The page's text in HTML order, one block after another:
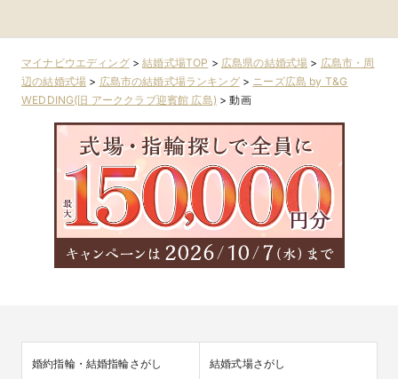
マイナビウエディング>結婚式場TOP > 広島県の結婚式場 > 広島市・周
辺の結婚式場 > 広島市の結婚式場ランキング> ニーズ広島 by T&G
WEDDING(旧 アーククラブ迎賓館 広島) >動画
婚約指輪・結婚指輪さがし 結婚式場さがし